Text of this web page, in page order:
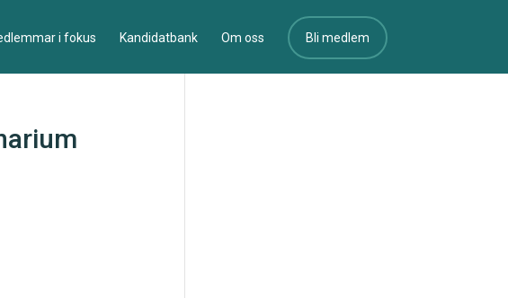
i fokus Kandidatbank Om oss Bli medlem